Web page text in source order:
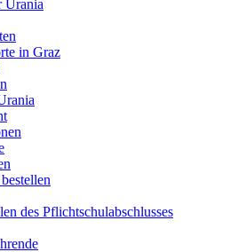
Urania
in Graz
des Pflichtschulabschlusses